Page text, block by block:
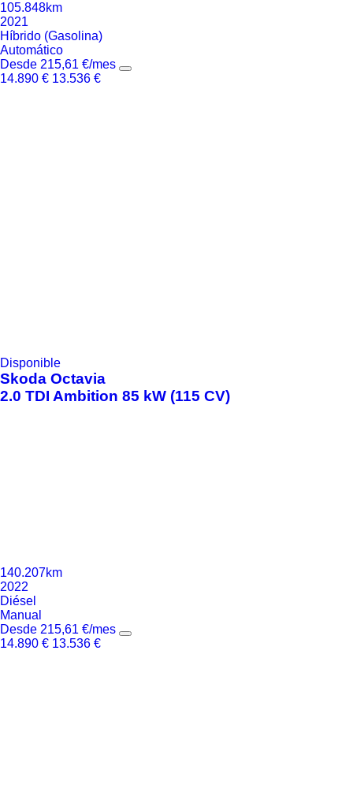
105.848km
2021
Híbrido (Gasolina)
Automático
Desde 215,61 €/mes
14.890 € 13.536 €
Disponible
Skoda Octavia
2.0 TDI Ambition 85 kW (115 CV)
140.207km
2022
Diésel
Manual
Desde 215,61 €/mes
14.890 € 13.536 €